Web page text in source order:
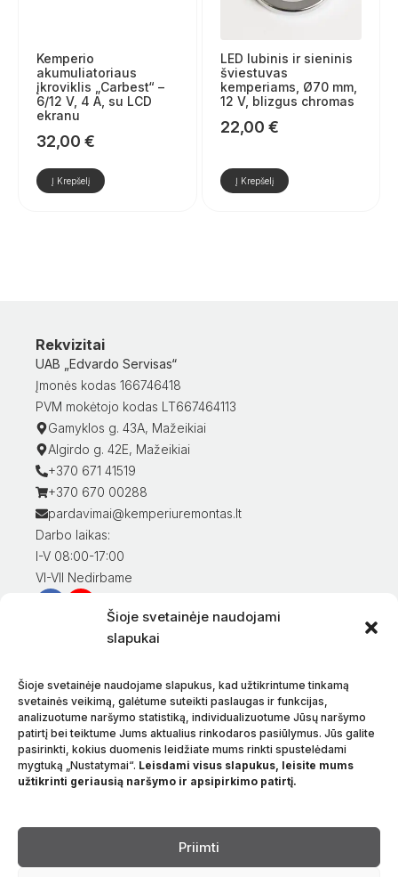
Šioje svetainėje naudojami
slapukai
Šioje svetainėje naudojame slapukus, kad užtikrintume tinkamą
svetainės veikimą, galėtume suteikti paslaugas ir funkcijas,
analizuotume naršymo statistiką, individualizuotume Jūsų naršymo
patirtį bei teiktume Jums aktualius rinkodaros pasiūlymus. Jūs galite
pasirinkti, kokius duomenis leidžiate mums rinkti spustelėdami
mygtuką „Nustatymai“. Leisdami visus slapukus, leisite mums
užtikrinti geriausią naršymo ir apsipirkimo patirtį.
Priimti
Kemperio
akumuliatoriaus
įkroviklis „Carbest“ –
6/12 V, 4 A, su LCD
ekranu
32,00 €
Į Krepšelį
LED lubinis ir sieninis
šviestuvas
kemperiams, Ø70 mm,
12 V, blizgus chromas
22,00 €
Į Krepšelį
Rekvizitai
UAB „Edvardo Servisas“
Įmonės kodas 166746418
PVM mokėtojo kodas LT667464113
Gamyklos g. 43A, Mažeikiai
Algirdo g. 42E, Mažeikiai
+370 671 41519
+370 670 00288
pardavimai@kemperiuremontas.lt
Darbo laikas:
I-V 08:00-17:00
VI-VII Nedirbame
Informacija klientams
Prekių pristatymas
Prekių grąžinimas
Sąlygos ir taisyklės
Privatumo politika
Apie mus
Kalba